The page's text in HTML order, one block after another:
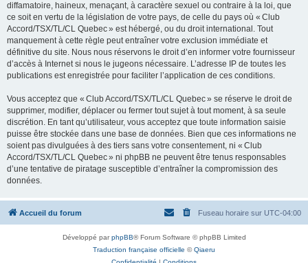
diffamatoire, haineux, menaçant, à caractère sexuel ou contraire à la loi, que
ce soit en vertu de la législation de votre pays, de celle du pays où « Club
Accord/TSX/TL/CL Quebec » est hébergé, ou du droit international. Tout
manquement à cette règle peut entraîner votre exclusion immédiate et
définitive du site. Nous nous réservons le droit d’en informer votre fournisseur
d’accès à Internet si nous le jugeons nécessaire. L’adresse IP de toutes les
publications est enregistrée pour faciliter l’application de ces conditions.
Vous acceptez que « Club Accord/TSX/TL/CL Quebec » se réserve le droit de
supprimer, modifier, déplacer ou fermer tout sujet à tout moment, à sa seule
discrétion. En tant qu’utilisateur, vous acceptez que toute information saisie
puisse être stockée dans une base de données. Bien que ces informations ne
soient pas divulguées à des tiers sans votre consentement, ni « Club
Accord/TSX/TL/CL Quebec » ni phpBB ne peuvent être tenus responsables
d’une tentative de piratage susceptible d’entraîner la compromission des
données.
Accueil du forum Fuseau horaire sur UTC-04:00
Développé parphpBB® Forum Software © phpBB Limited
Traduction française officielle ©Qiaeru